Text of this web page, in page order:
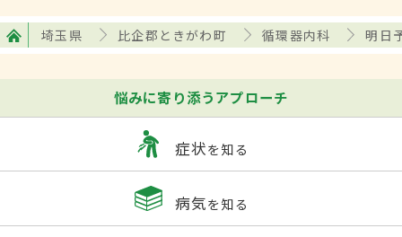
埼玉県 比企郡ときがわ町 循環器内科 明日
悩みに寄り添うアプローチ
症状を知る
病気を知る